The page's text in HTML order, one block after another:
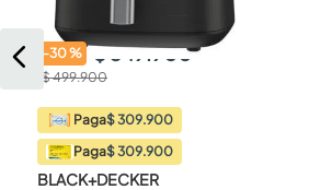
-30% $ 349.900
$ 499.900
Paga$ 309.900
Paga$ 309.900
BLACK+DECKER